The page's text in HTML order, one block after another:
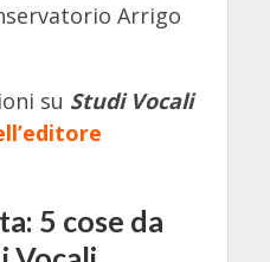
Arrigo
su Studi Vocali
5 cose da